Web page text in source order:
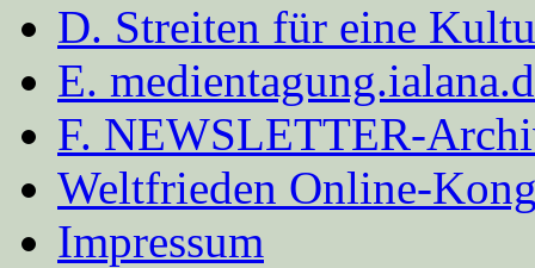
D. Streiten für eine
E.
F. NEWSLETTER-
Weltfrieden Online-
Impressum